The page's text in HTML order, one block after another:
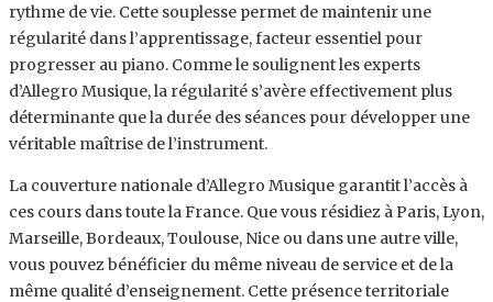
rythme de vie. Cette souplesse permet de maintenir une
régularité dans l’apprentissage, facteur essentiel pour
progresser au piano. Comme le soulignent les experts
d’Allegro Musique, la régularité s’avère effectivement plus
déterminante que la durée des séances pour développer une
véritable maîtrise de l’instrument.
La couverture nationale d’Allegro Musique garantit l’accès à
ces cours dans toute la France. Que vous résidiez à Paris, Lyon,
Marseille, Bordeaux, Toulouse, Nice ou dans une autre ville,
vous pouvez bénéficier du même niveau de service et de la
même qualité d’enseignement. Cette présence territoriale